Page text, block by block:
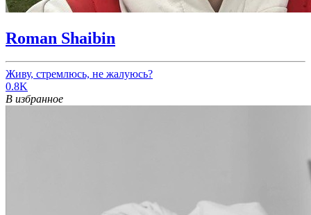
Roman Shaibin
Живу, стремлюсь, не жалуюсь?
0.8K
В избранное